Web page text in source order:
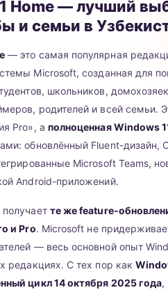
Home — лучший
и семьи в
— это самая популярная
Microsoft, созданная для
школьников,
родителей и всей семьи.
Pro», а полноценная Windows
обновлённый Fluent-дизайн,
Microsoft Teams,
Android-приложений.
получает те же feature-
и Pro. Microsoft не
— весь основной опыт
редакциях. С тех пор как
цикл 14 октября 2025 года,